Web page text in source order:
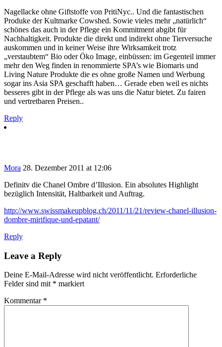
Nagellacke ohne Giftstoffe von PritiNyc.. Und die fantastischen
Produke der Kultmarke Cowshed. Sowie vieles mehr „natürlich“
schönes das auch in der Pflege ein Kommitment abgibt für
Nachhaltigkeit. Produkte die direkt und indirekt ohne Tierversuche
auskommen und in keiner Weise ihre Wirksamkeit trotz
„verstaubtem“ Bio oder Öko Image, einbüssen: im Gegenteil immer
mehr den Weg finden in renommierte SPA’s wie Biomaris und
Living Nature Produkte die es ohne große Namen und Werbung
sogar ins Asia SPA geschafft haben… Gerade eben weil es nichts
besseres gibt in der Pflege als was uns die Natur bietet. Zu fairen
und vertretbaren Preisen..
Reply
Mora 28. Dezember 2011 at 12:06
Definitv die Chanel Ombre d’Illusion. Ein absolutes Highlight
bezüglich Intensität, Haltbarkeit und Auftrag.
http://www.swissmakeupblog.ch/2011/11/21/review-chanel-illusion-
dombre-mirifique-und-epatant/
Reply
Leave a Reply
Deine E-Mail-Adresse wird nicht veröffentlicht. Erforderliche
Felder sind mit * markiert
Kommentar *